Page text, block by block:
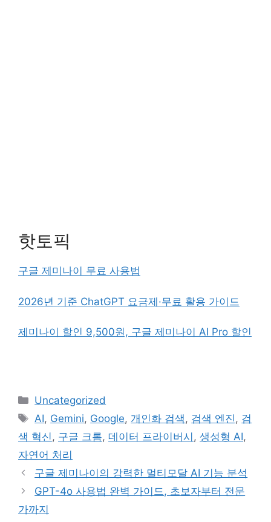
핫토픽
구글 제미나이 무료 사용법
2026년 기준 ChatGPT 요금제·무료 활용 가이드
제미나이 할인 9,500원, 구글 제미나이 AI Pro 할인
카
테
리
Uncategorized
태
그
AI, Gemini, Google, 개인화 검색 , 검색 엔진 , 검
색 혁신 , 구글 크롬, 데이터 프라이버시 , 생성형 AI,
자연어 처리
구글 제미나이의 강력한 멀티모달 AI 기능 분석
GPT-4o 사용법 완벽 가이드, 초보자부터 전문
가까지